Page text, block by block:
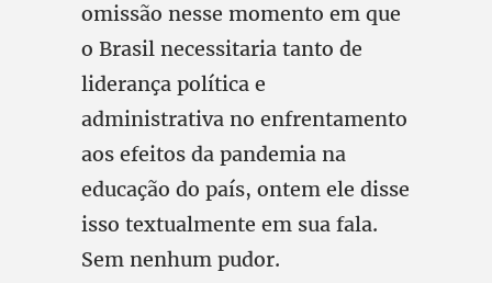
omissão nesse momento em que
o Brasil necessitaria tanto de
liderança política e
administrativa no enfrentamento
aos efeitos da pandemia na
educação do país, ontem ele disse
isso textualmente em sua fala.
Sem nenhum pudor.